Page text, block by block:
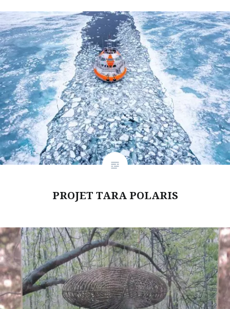
PROJET TARA POLARIS